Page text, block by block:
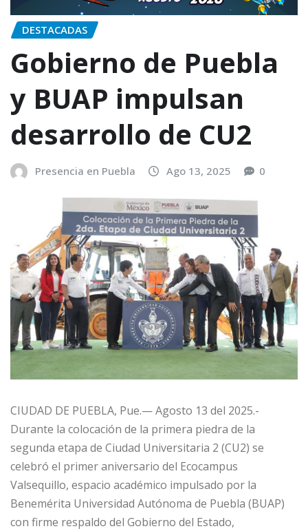
DESTACADAS
Gobierno de Puebla
y BUAP impulsan
desarrollo de CU2
Presencia en Puebla Ago 13, 2025 0
CIUDAD DE PUEBLA, Pue.— Agosto 13 del 2025.-
Durante la colocación de la primera piedra de la
segunda etapa de Ciudad Universitaria 2 (CU2) se
celebró el primer aniversario del Ecocampus
Valsequillo, espacio académico impulsado por la
Benemérita Universidad Autónoma de Puebla (BUAP)
con firme respaldo del Gobierno del Estado,